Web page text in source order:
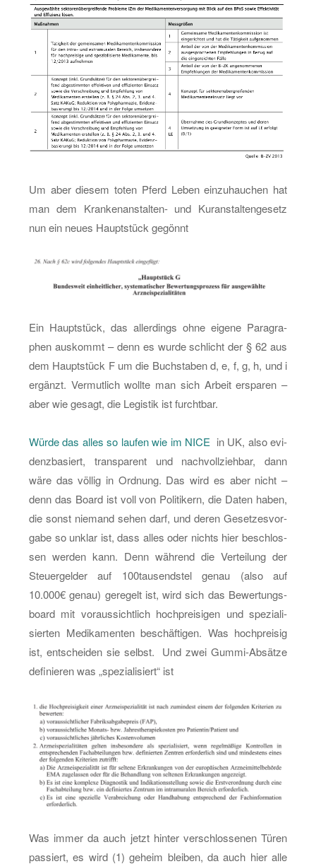
Um aber die­sem toten Pferd Leben ein­zu­hau­chen hat
man dem Kran­ken­an­stal­ten- und Kur­an­stal­ten­ge­setz
nun ein neues Haupt­stück ge­gönnt
Ein Haupt­stück, das al­ler­dings ohne ei­ge­ne Pa­ra­gra­
phen aus­kommt – denn es wurde schlicht der § 62 aus
dem Haupt­stück F um die Buch­sta­ben d, e, f, g, h, und i
er­gänzt. Ver­mut­lich woll­te man sich Ar­beit er­spa­ren –
aber wie ge­sagt, die Le­gis­tik ist furcht­bar.
Würde das alles so lau­fen wie im NICE in UK, also evi­
denz­ba­siert, trans­pa­rent und nach­voll­zieh­bar, dann
wäre das völ­lig in Ord­nung. Das wird es aber nicht –
denn das Board ist voll von Po­li­ti­kern, die Daten haben,
die sonst nie­mand sehen darf, und deren Ge­set­zes­vor­
ga­be so un­klar ist, dass alles oder nichts hier be­schlos­
sen wer­den kann. Denn wäh­rend die Ver­tei­lung der
Steu­er­gel­der auf 100­tau­sends­tel genau (also auf
10.000€ genau) ge­re­gelt ist, wird sich das Be­wer­tungs­
board mit vor­aus­sicht­lich hoch­prei­si­gen und spe­zia­li­
sier­ten Me­di­ka­men­ten be­schäf­ti­gen. Was hoch­prei­sig
ist, ent­schei­den sie selbst. Und zwei Gum­mi-Ab­sät­ze
de­fi­nie­ren was „spe­zia­li­siert“ ist
Was immer da auch jetzt hin­ter ver­schlos­se­nen Türen
pas­siert, es wird (1) ge­heim blei­ben, da auch hier alle